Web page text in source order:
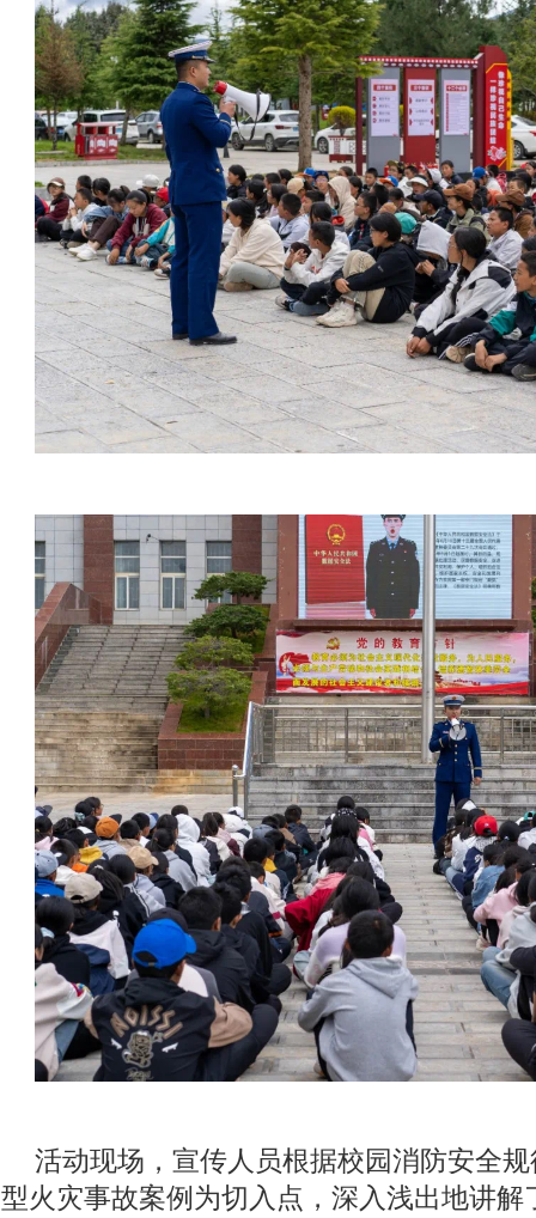
活动现场，宣传人员根据校园消防安全
型火灾事故案例为切入点，深入浅出地讲解